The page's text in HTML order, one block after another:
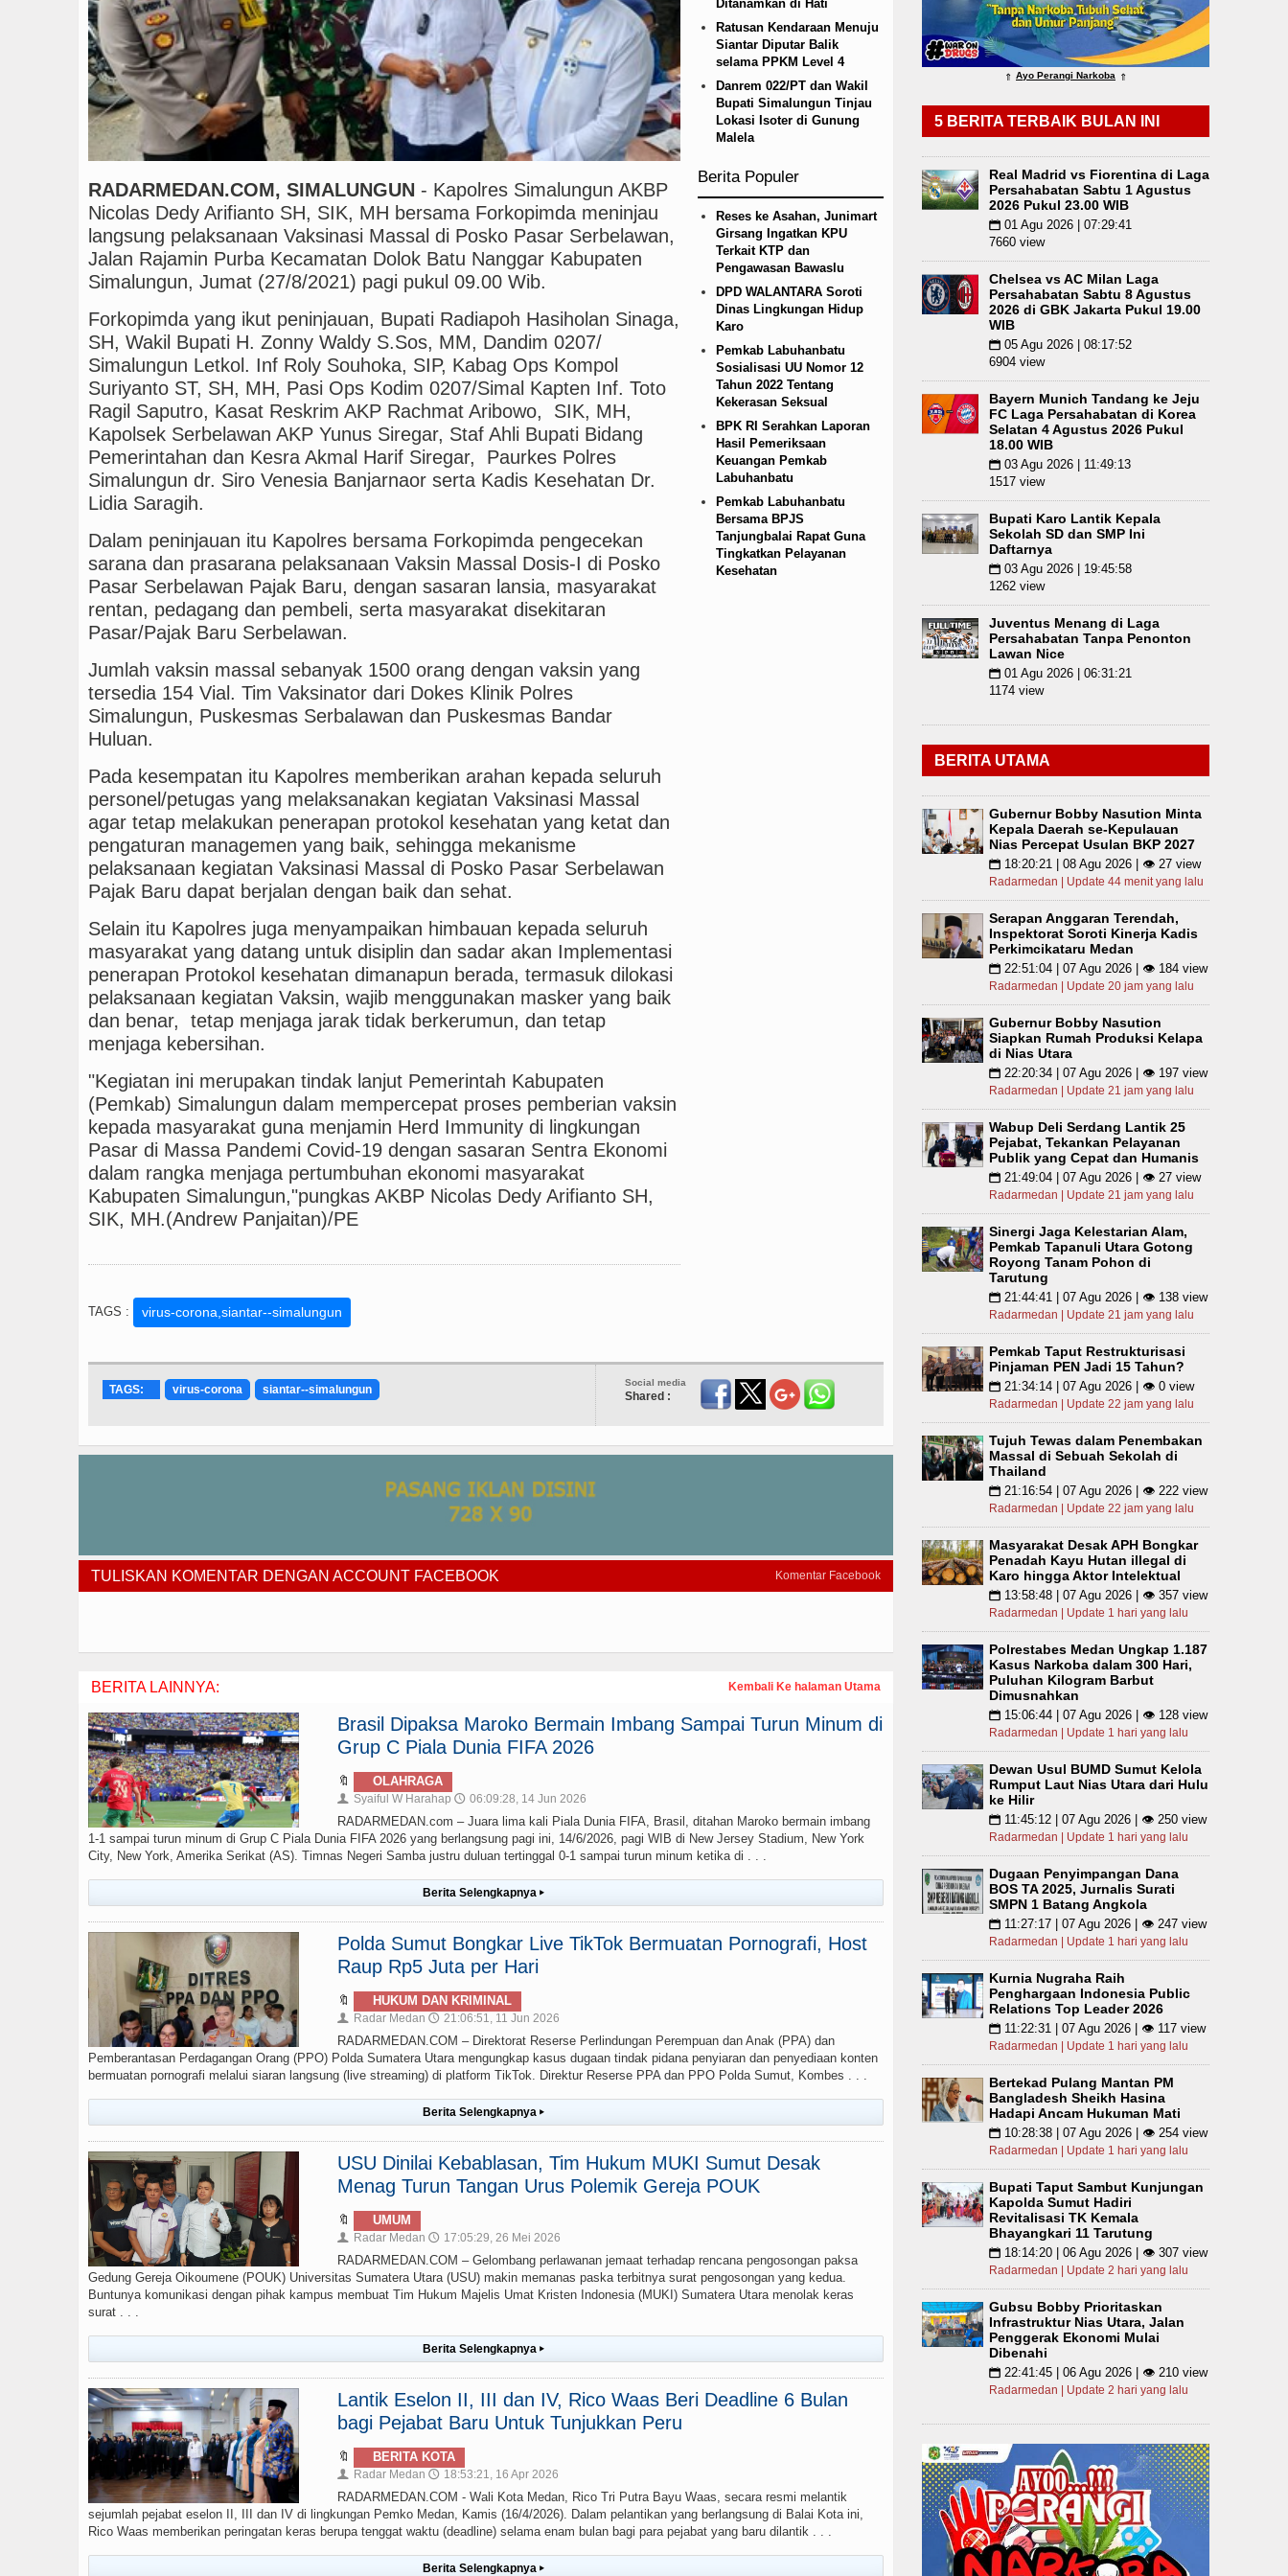
Manchester City vs Atletico Madrid Persahabatan di Seoul Minggu 9 Agustus 2026 Pukul 18.00 WIB Serapan Anggaran
RADARMEDAN.COM, SIMALUNGUN - Kapolres Simalungun AKBP
Nicolas Dedy Arifianto SH, SIK, MH bersama Forkopimda meninjau
langsung pelaksanaan Vaksinasi Massal di Posko Pasar Serbelawan,
Jalan Rajamin Purba Kecamatan Dolok Batu Nanggar Kabupaten
Simalungun, Jumat (27/8/2021) pagi pukul 09.00 Wib.
Forkopimda yang ikut peninjauan, Bupati Radiapoh Hasiholan Sinaga,
SH, Wakil Bupati H. Zonny Waldy S.Sos, MM, Dandim 0207/
Simalungun Letkol. Inf Roly Souhoka, SIP, Kabag Ops Kompol
Suriyanto ST, SH, MH, Pasi Ops Kodim 0207/Simal Kapten Inf. Toto
Ragil Saputro, Kasat Reskrim AKP Rachmat Aribowo, SIK, MH,
Kapolsek Serbelawan AKP Yunus Siregar, Staf Ahli Bupati Bidang
Pemerintahan dan Kesra Akmal Harif Siregar, Paurkes Polres
Simalungun dr. Siro Venesia Banjarnaor serta Kadis Kesehatan Dr.
Lidia Saragih.
Dalam peninjauan itu Kapolres bersama Forkopimda pengecekan
sarana dan prasarana pelaksanaan Vaksin Massal Dosis-I di Posko
Pasar Serbelawan Pajak Baru, dengan sasaran lansia, masyarakat
rentan, pedagang dan pembeli, serta masyarakat disekitaran
Pasar/Pajak Baru Serbelawan.
Jumlah vaksin massal sebanyak 1500 orang dengan vaksin yang
tersedia 154 Vial. Tim Vaksinator dari Dokes Klinik Polres
Simalungun, Puskesmas Serbalawan dan Puskesmas Bandar
Huluan.
Pada kesempatan itu Kapolres memberikan arahan kepada seluruh
personel/petugas yang melaksanakan kegiatan Vaksinasi Massal
agar tetap melakukan penerapan protokol kesehatan yang ketat dan
pengaturan managemen yang baik, sehingga mekanisme
pelaksanaan kegiatan Vaksinasi Massal di Posko Pasar Serbelawan
Pajak Baru dapat berjalan dengan baik dan sehat.
Selain itu Kapolres juga menyampaikan himbauan kepada seluruh
masyarakat yang datang untuk disiplin dan sadar akan Implementasi
penerapan Protokol kesehatan dimanapun berada, termasuk dilokasi
pelaksanaan kegiatan Vaksin, wajib menggunakan masker yang baik
dan benar, tetap menjaga jarak tidak berkerumun, dan tetap
menjaga kebersihan.
"Kegiatan ini merupakan tindak lanjut Pemerintah Kabupaten
(Pemkab) Simalungun dalam mempercepat proses pemberian vaksin
kepada masyarakat guna menjamin Herd Immunity di lingkungan
Pasar di Massa Pandemi Covid-19 dengan sasaran Sentra Ekonomi
dalam rangka menjaga pertumbuhan ekonomi masyarakat
Kabupaten Simalungun,"pungkas AKBP Nicolas Dedy Arifianto SH,
SIK, MH.(Andrew Panjaitan)/PE
TAGS : virus-corona,siantar--simalungun
Ditanamkan di Hati
Ratusan Kendaraan Menuju
Siantar Diputar Balik
selama PPKM Level 4
Danrem 022/PT dan Wakil
Bupati Simalungun Tinjau
Lokasi Isoter di Gunung
Malela
Berita Populer
Reses ke Asahan, Junimart
Girsang Ingatkan KPU
Terkait KTP dan
Pengawasan Bawaslu
DPD WALANTARA Soroti
Dinas Lingkungan Hidup
Karo
Pemkab Labuhanbatu
Sosialisasi UU Nomor 12
Tahun 2022 Tentang
Kekerasan Seksual
BPK RI Serahkan Laporan
Hasil Pemeriksaan
Keuangan Pemkab
Labuhanbatu
Pemkab Labuhanbatu
Bersama BPJS
Tanjungbalai Rapat Guna
Tingkatkan Pelayanan
Kesehatan
Social media
Shared :
TAGS: virus-corona siantar--simalungun
Komentar Facebook
TULISKAN KOMENTAR DENGAN ACCOUNT FACEBOOK
Kembali Ke halaman Utama
BERITA LAINNYA:
Brasil Dipaksa Maroko Bermain Imbang Sampai Turun Minum di
Grup C Piala Dunia FIFA 2026
🔖 OLAHRAGA
👤 Syaiful W Harahap 🕔 06:09:28, 14 Jun 2026
RADARMEDAN.com – Juara lima kali Piala Dunia FIFA, Brasil, ditahan Maroko bermain imbang
1-1 sampai turun minum di Grup C Piala Dunia FIFA 2026 yang berlangsung pagi ini, 14/6/2026, pagi WIB di New Jersey Stadium, New York
City, New York, Amerika Serikat (AS). Timnas Negeri Samba justru duluan tertinggal 0-1 sampai turun minum ketika di . . .
Berita Selengkapnya ▸
Polda Sumut Bongkar Live TikTok Bermuatan Pornografi, Host
Raup Rp5 Juta per Hari
🔖 HUKUM DAN KRIMINAL
👤 Radar Medan 🕔 21:06:51, 11 Jun 2026
RADARMEDAN.COM – Direktorat Reserse Perlindungan Perempuan dan Anak (PPA) dan
Pemberantasan Perdagangan Orang (PPO) Polda Sumatera Utara mengungkap kasus dugaan tindak pidana penyiaran dan penyediaan konten
bermuatan pornografi melalui siaran langsung (live streaming) di platform TikTok. Direktur Reserse PPA dan PPO Polda Sumut, Kombes . . .
Berita Selengkapnya ▸
USU Dinilai Kebablasan, Tim Hukum MUKI Sumut Desak
Menag Turun Tangan Urus Polemik Gereja POUK
🔖 UMUM
👤 Radar Medan 🕔 17:05:29, 26 Mei 2026
RADARMEDAN.COM – Gelombang perlawanan jemaat terhadap rencana pengosongan paksa
Gedung Gereja Oikoumene (POUK) Universitas Sumatera Utara (USU) makin memanas paska terbitnya surat pengosongan yang kedua.
Buntunya komunikasi dengan pihak kampus membuat Tim Hukum Majelis Umat Kristen Indonesia (MUKI) Sumatera Utara menolak keras
surat . . .
Berita Selengkapnya ▸
Lantik Eselon II, III dan IV, Rico Waas Beri Deadline 6 Bulan
bagi Pejabat Baru Untuk Tunjukkan Peru
🔖 BERITA KOTA
👤 Radar Medan 🕔 18:53:21, 16 Apr 2026
RADARMEDAN.COM - Wali Kota Medan, Rico Tri Putra Bayu Waas, secara resmi melantik
sejumlah pejabat eselon II, III dan IV di lingkungan Pemko Medan, Kamis (16/4/2026). Dalam pelantikan yang berlangsung di Balai Kota ini,
Rico Waas memberikan peringatan keras berupa tenggat waktu (deadline) selama enam bulan bagi para pejabat yang baru dilantik . . .
Berita Selengkapnya ▸
⇑ Ayo Perangi Narkoba ⇑
5 BERITA TERBAIK BULAN INI
Real Madrid vs Fiorentina di Laga
Persahabatan Sabtu 1 Agustus
2026 Pukul 23.00 WIB
📅 01 Agu 2026 | 07:29:41
7660 view
Chelsea vs AC Milan Laga
Persahabatan Sabtu 8 Agustus
2026 di GBK Jakarta Pukul 19.00
WIB
📅 05 Agu 2026 | 08:17:52
6904 view
Bayern Munich Tandang ke Jeju
FC Laga Persahabatan di Korea
Selatan 4 Agustus 2026 Pukul
18.00 WIB
📅 03 Agu 2026 | 11:49:13
1517 view
Bupati Karo Lantik Kepala
Sekolah SD dan SMP Ini
Daftarnya
📅 03 Agu 2026 | 19:45:58
1262 view
Juventus Menang di Laga
Persahabatan Tanpa Penonton
Lawan Nice
📅 01 Agu 2026 | 06:31:21
1174 view
BERITA UTAMA
Gubernur Bobby Nasution Minta
Kepala Daerah se-Kepulauan
Nias Percepat Usulan BKP 2027
📅 18:20:21 | 08 Agu 2026 | 👁 27 view
Radarmedan | Update 44 menit yang lalu
Serapan Anggaran Terendah,
Inspektorat Soroti Kinerja Kadis
Perkimcikataru Medan
📅 22:51:04 | 07 Agu 2026 | 👁 184 view
Radarmedan | Update 20 jam yang lalu
Gubernur Bobby Nasution
Siapkan Rumah Produksi Kelapa
di Nias Utara
📅 22:20:34 | 07 Agu 2026 | 👁 197 view
Radarmedan | Update 21 jam yang lalu
Wabup Deli Serdang Lantik 25
Pejabat, Tekankan Pelayanan
Publik yang Cepat dan Humanis
📅 21:49:04 | 07 Agu 2026 | 👁 27 view
Radarmedan | Update 21 jam yang lalu
Sinergi Jaga Kelestarian Alam,
Pemkab Tapanuli Utara Gotong
Royong Tanam Pohon di
Tarutung
📅 21:44:41 | 07 Agu 2026 | 👁 138 view
Radarmedan | Update 21 jam yang lalu
Pemkab Taput Restrukturisasi
Pinjaman PEN Jadi 15 Tahun?
📅 21:34:14 | 07 Agu 2026 | 👁 0 view
Radarmedan | Update 22 jam yang lalu
Tujuh Tewas dalam Penembakan
Massal di Sebuah Sekolah di
Thailand
📅 21:16:54 | 07 Agu 2026 | 👁 222 view
Radarmedan | Update 22 jam yang lalu
Masyarakat Desak APH Bongkar
Penadah Kayu Hutan illegal di
Karo hingga Aktor Intelektual
📅 13:58:48 | 07 Agu 2026 | 👁 357 view
Radarmedan | Update 1 hari yang lalu
Polrestabes Medan Ungkap 1.187
Kasus Narkoba dalam 300 Hari,
Puluhan Kilogram Barbut
Dimusnahkan
📅 15:06:44 | 07 Agu 2026 | 👁 128 view
Radarmedan | Update 1 hari yang lalu
Dewan Usul BUMD Sumut Kelola
Rumput Laut Nias Utara dari Hulu
ke Hilir
📅 11:45:12 | 07 Agu 2026 | 👁 250 view
Radarmedan | Update 1 hari yang lalu
Dugaan Penyimpangan Dana
BOS TA 2025, Jurnalis Surati
SMPN 1 Batang Angkola
📅 11:27:17 | 07 Agu 2026 | 👁 247 view
Radarmedan | Update 1 hari yang lalu
Kurnia Nugraha Raih
Penghargaan Indonesia Public
Relations Top Leader 2026
📅 11:22:31 | 07 Agu 2026 | 👁 117 view
Radarmedan | Update 1 hari yang lalu
Bertekad Pulang Mantan PM
Bangladesh Sheikh Hasina
Hadapi Ancam Hukuman Mati
📅 10:28:38 | 07 Agu 2026 | 👁 254 view
Radarmedan | Update 1 hari yang lalu
Bupati Taput Sambut Kunjungan
Kapolda Sumut Hadiri
Revitalisasi TK Kemala
Bhayangkari 11 Tarutung
📅 18:14:20 | 06 Agu 2026 | 👁 307 view
Radarmedan | Update 2 hari yang lalu
Gubsu Bobby Prioritaskan
Infrastruktur Nias Utara, Jalan
Penggerak Ekonomi Mulai
Dibenahi
📅 22:41:45 | 06 Agu 2026 | 👁 210 view
Radarmedan | Update 2 hari yang lalu